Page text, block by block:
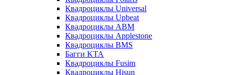
Квадроциклы Universal
Квадроциклы Upbeat
Квадроциклы ABM
Квадроциклы Applestone
Квадроциклы BMS
Багги KTA
Квадроциклы Fusim
Квадроциклы Hisun